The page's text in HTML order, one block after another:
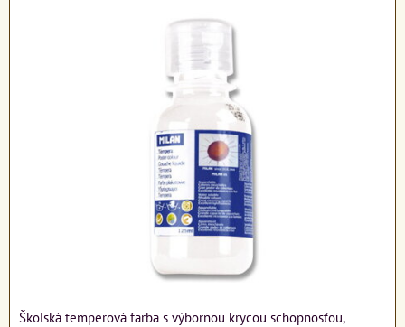
Školská temperová farba s výbornou krycou schopnosťou,